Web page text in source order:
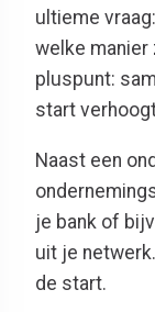
ultieme
welke manier
pluspunt:
start
Naast een
je bank of
uit je
de start.